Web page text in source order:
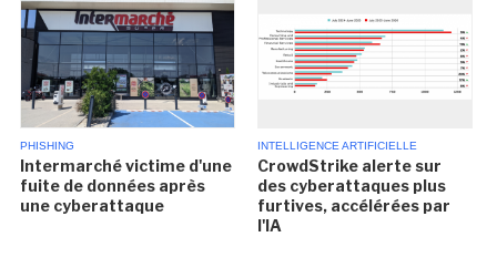
PHISHING
Intermarché victime d'une
fuite de données après
une cyberattaque
INTELLIGENCE ARTIFICIELLE
CrowdStrike alerte sur
des cyberattaques plus
furtives, accélérées par
l'IA